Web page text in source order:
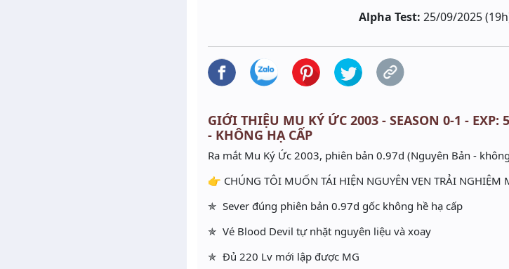
Alpha Test: 25/09/2025
GIỚI THIỆU MU KÝ ỨC 2003 - SEASON 0-1 - EXP:
- KHÔNG HẠ CẤP
Ra mắt Mu Ký Ức 2003, phiên bản 0.97d (Nguyên Bản -
👉 CHÚNG TÔI MUỐN TÁI HIỆN NGUYÊN VẸN TRẢI NGHIỆM
✯ Sever đúng phiên bản 0.97d gốc không hề hạ cấp
✯ Vé Blood Devil tự nhặt nguyên liệu và xoay
✯ Đủ 220 Lv mới lập được MG